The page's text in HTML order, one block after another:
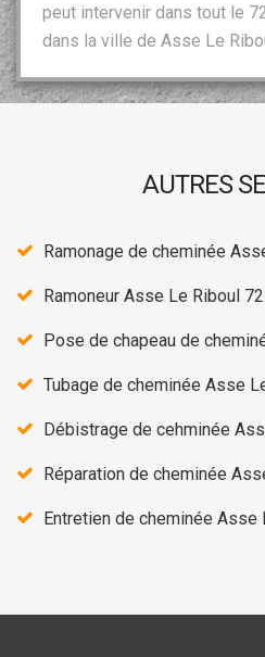
peut intervenir dans tout le
dans la ville de Asse Le
AUTRES
Ramonage de cheminée
Ramoneur Asse Le Riboul
Pose de chapeau de
Tubage de cheminée Asse
Débistrage de cehminée
Réparation de cheminée
Entretien de cheminée Asse